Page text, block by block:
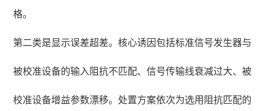
格。
第二类是显示误差超差。核心诱因包括标准信号发生器与
被校准设备的输入阻抗不匹配、信号传输线衰减过大、被
校准设备增益参数漂移。处置方案依次为选用阻抗匹配的